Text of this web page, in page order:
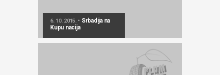
6. 10. 2015. • Srbadija na
Kupu nacija